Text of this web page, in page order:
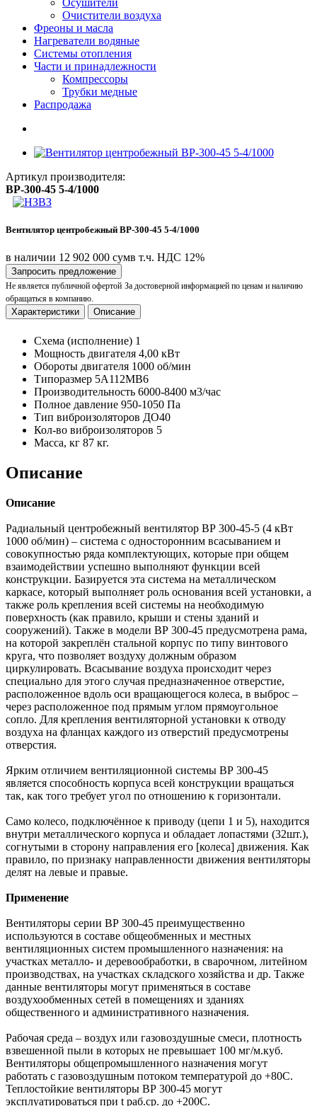
Очистители воздуха
Фреоны и масла
Нагреватели водяные
Системы отопления
Части и принадлежности
Компрессоры
Трубки медные
Раcпродажа
Артикул производителя:
ВР-300-45 5-4/1000
Вентилятор центробежный ВР-300-45 5-4/1000
в наличии 12 902 000 сумв т.ч. НДС 12%
Запросить предложение
Не является публичной офертой За достоверной информацией по ценам и наличию
обращаться в компанию.
Характеристики Описание
Схема (исполнение) 1
Мощность двигателя 4,00 кВт
Обороты двигателя 1000 об/мин
Типоразмер 5A112MB6
Производительность 6000-8400 м3/час
Полное давление 950-1050 Па
Тип виброизоляторов ДО40
Кол-во виброизоляторов 5
Масса, кг 87 кг.
Описание
Описание
Радиальный центробежный вентилятор ВР 300-45-5 (4 кВт
1000 об/мин) – система с односторонним всасыванием и
совокупностью ряда комплектующих, которые при общем
взаимодействии успешно выполняют функции всей
конструкции. Базируется эта система на металлическом
каркасе, который выполняет роль основания всей установки, а
также роль крепления всей системы на необходимую
поверхность (как правило, крыши и стены зданий и
сооружений). Также в модели ВР 300-45 предусмотрена рама,
на которой закреплён стальной корпус по типу винтового
круга, что позволяет воздуху должным образом
циркулировать. Всасывание воздуха происходит через
специально для этого случая предназначенное отверстие,
расположенное вдоль оси вращающегося колеса, в выброс –
через расположенное под прямым углом прямоугольное
сопло. Для крепления вентиляторной установки к отводу
воздуха на фланцах каждого из отверстий предусмотрены
отверстия.
Ярким отличием вентиляционной системы ВР 300-45
является способность корпуса всей конструкции вращаться
так, как того требует угол по отношению к горизонтали.
Само колесо, подключённое к приводу (цепи 1 и 5), находится
внутри металлического корпуса и обладает лопастями (32шт.),
согнутыми в сторону направления его [колеса] движения. Как
правило, по признаку направленности движения вентиляторы
делят на левые и правые.
Применение
Вентиляторы серии ВР 300-45 преимущественно
используются в составе общеобменных и местных
вентиляционных систем промышленного назначения: на
участках металло- и деревообработки, в сварочном, литейном
производствах, на участках складского хозяйства и др. Также
данные вентиляторы могут применяться в составе
воздухообменных сетей в помещениях и зданиях
общественного и административного назначения.
Рабочая среда – воздух или газовоздушные смеси, плотность
взвешенной пыли в которых не превышает 100 мг/м.куб.
Вентиляторы общепромышленного назначения могут
работать с газовоздушным потоком температурой до +80С.
Теплостойкие вентиляторы ВР 300-45 могут
эксплуатироваться при t раб.ср. до +200С.